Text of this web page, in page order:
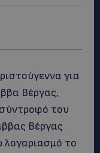
για
Βέργας,
του
Βέργας
το